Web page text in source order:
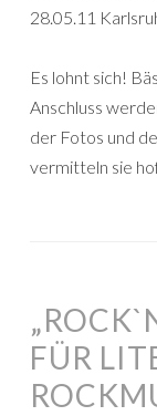
28.05.11
Es lohnt sich!
Anschluss
der Fotos und
vermitteln sie
FÜR